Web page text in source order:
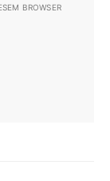
BROWSER